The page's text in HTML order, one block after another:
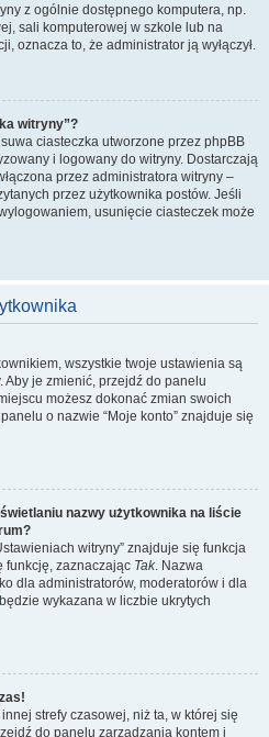
z ogólnie dostępnego komputera, np.
sali komputerowej w szkole lub na
oznacza to, że administrator ją wyłączył.
witryny”?
ciasteczka utworzone przez phpBB
i logowany do witryny. Dostarczają
przez administratora witryny –
przez użytkownika postów. Jeśli
usunięcie ciasteczek może
wszystkie twoje ustawienia są
je zmienić, przejdź do panelu
możesz dokonać zmian swoich
o nazwie “Moje konto” znajduje się
nazwy użytkownika na liście
witryny” znajduje się funkcja
funkcję, zaznaczając Tak. Nazwa
dla administratorów, moderatorów i dla
wykazana w liczbie ukrytych
strefy czasowej, niż ta, w której się
do panelu zarządzania kontem i